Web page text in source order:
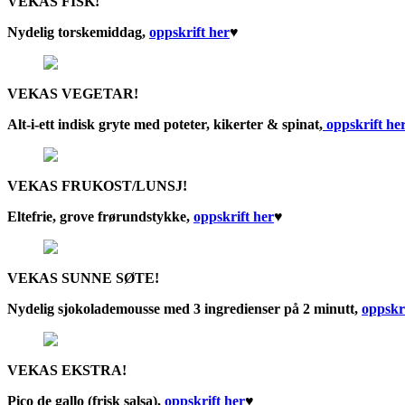
Nydelig torskemiddag, oppskrift her♥︎
VEKAS VEGETAR!
Alt-i-ett indisk gryte med poteter, kikerter & spinat, oppskrift
VEKAS FRUKOST/LUNSJ!
Eltefrie, grove frørundstykke, oppskrift her♥︎
VEKAS SUNNE SØTE!
Nydelig sjokolademousse med 3 ingredienser på 2 minutt,
VEKAS EKSTRA!
Pico de gallo (frisk salsa), oppskrift her♥︎